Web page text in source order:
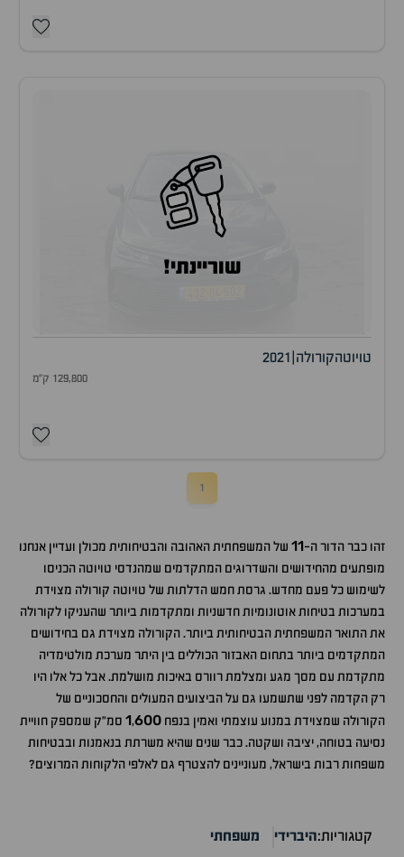
שוריינתי!
טויוטהקורולה 2021
129,800 ק"מ
1
זהו כבר הדור ה-11 של המשפחתית האהובה והבטיחותית מכולן ועדיין אנחנו
מופתעים מהחידושים והשדרוגים המתקדמים שמהנדסי טויוטה הכניסו
לשימוש כל פעם מחדש. גרסת חמש הדלתות של טויוטה קורולה מצוידת
במערכות בטיחות אוטונומיות חדשניות ומתקדמות ביותר שהעניקו לקורולה
את התואר המשפחתית הבטיחותית ביותר. הקורולה מצוידת גם בחידושים
המתקדמים ביותר בתחום האבזור הכוללים בין היתר מערכת מולטימדיה
מתקדמת עם מסך מגע ומצלמת רוורס באיכות מושלמת. אבל כל אלו היו
רק הקדמה לפני שתשמעו גם על הביצועים המעולים והחסכוניים של
הקורולה שמצוידת במנוע עוצמתי ואמין בנפח
1,600
סמ"ק שמספק חוויית
נסיעה בטוחה, יציבה ושקטה. כבר שנים שהיא משרתת בנאמנות ובבטיחות
משפחות רבות בישראל, מעוניינים להצטרף גם לאלפי הלקוחות המרוצים?
קטגוריות:היברידי משפחתי